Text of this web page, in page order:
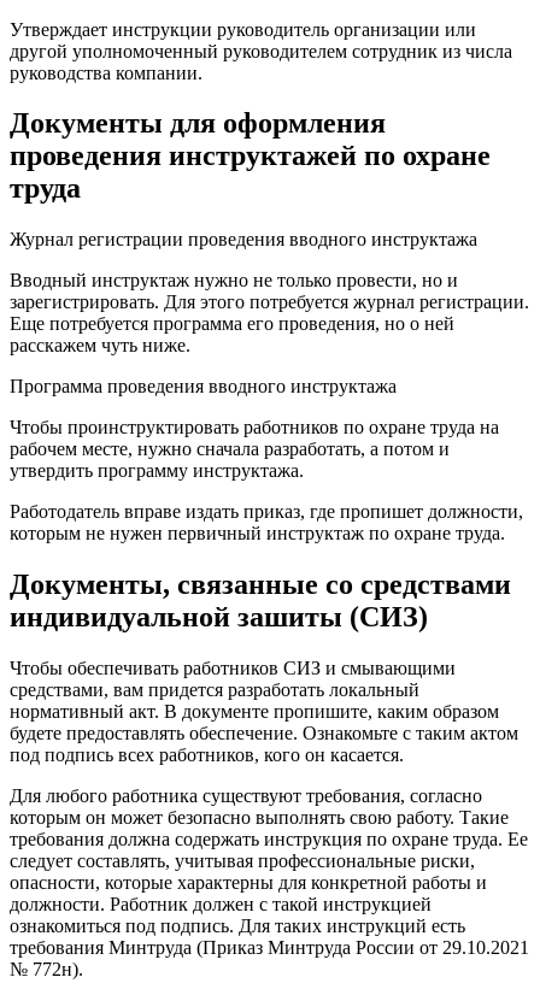
Утверждает инструкции руководитель организации или
другой уполномоченный руководителем сотрудник из числа
руководства компании.
Документы для оформления
проведения инструктажей по охране
труда
Журнал регистрации проведения вводного инструктажа
Вводный инструктаж нужно не только провести, но и
зарегистрировать. Для этого потребуется журнал регистрации.
Еще потребуется программа его проведения, но о ней
расскажем чуть ниже.
Программа проведения вводного инструктажа
Чтобы проинструктировать работников по охране труда на
рабочем месте, нужно сначала разработать, а потом и
утвердить программу инструктажа.
Работодатель вправе издать приказ, где пропишет должности,
которым не нужен первичный инструктаж по охране труда.
Документы, связанные со средствами
индивидуальной зашиты (СИЗ)
Чтобы обеспечивать работников СИЗ и смывающими
средствами, вам придется разработать локальный
нормативный акт. В документе пропишите, каким образом
будете предоставлять обеспечение. Ознакомьте с таким актом
под подпись всех работников, кого он касается.
Для любого работника существуют требования, согласно
которым он может безопасно выполнять свою работу. Такие
требования должна содержать инструкция по охране труда. Ее
следует составлять, учитывая профессиональные риски,
опасности, которые характерны для конкретной работы и
должности. Работник должен с такой инструкцией
ознакомиться под подпись. Для таких инструкций есть
требования Минтруда (Приказ Минтруда России от 29.10.2021
№ 772н).